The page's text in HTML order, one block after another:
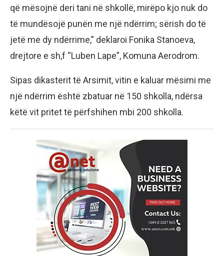
që mësojnë deri tani në shkollë, mirëpo kjo nuk do
të mundësojë punën me një ndërrim; sërish do të
jetë me dy ndërrime,” deklaroi Fonika Stanoeva,
drejtore e sh,f “Luben Lape”, Komuna Aerodrom.
Sipas dikasterit të Arsimit, vitin e kaluar mësimi me
një ndërrim është zbatuar në 150 shkolla, ndërsa
këtë vit pritet të përfshihen mbi 200 shkolla.